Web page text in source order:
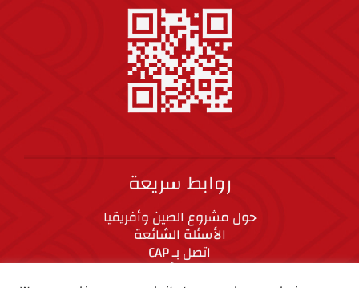
روابط سريعة
حول مشروع الصين وأفريقيا
الأسئلة الشائعة
اتصل بـ CAP
المعايير الأخلاقية